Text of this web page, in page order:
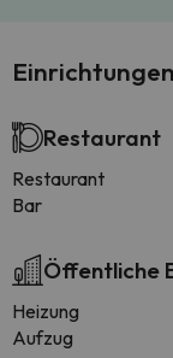
Restaurant
Restaurant
Bar
Öffentliche
Heizung
Aufzug